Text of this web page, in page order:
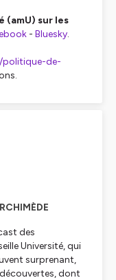
(amU) sur les
- Bluesky.
politique-de-
des
Université, qui
surprenant,
dont